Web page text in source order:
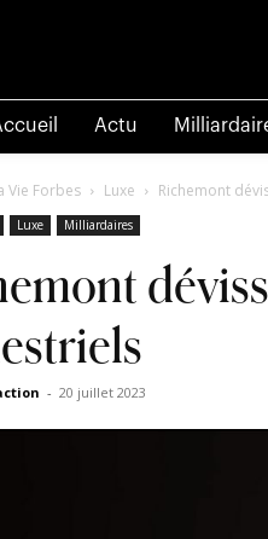
Actu
Vie Forbes Luxe Richemont
Luxe Milliardaires
- 20 juillet 2023